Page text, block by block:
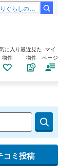
しのアリエッティ 耳をすませば
に入り
物件
最近見た
物件
マイ
ページ
コミ投稿